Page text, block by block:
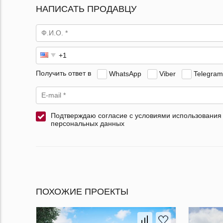
НАПИСАТЬ ПРОДАВЦУ
Получить ответ в WhatsApp Viber Telegram
Подтверждаю согласие с условиями использования
персональных данных
ПОХОЖИЕ ПРОЕКТЫ